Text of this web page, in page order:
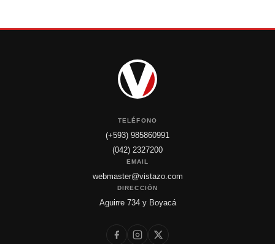
TELÉFONO
(+593) 985860991
(042) 2327200
EMAIL
webmaster@vistazo.com
DIRECCIÓN
Aguirre 734 y Boyacá